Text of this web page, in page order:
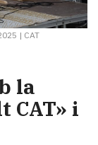
| CAT
la
CAT» i